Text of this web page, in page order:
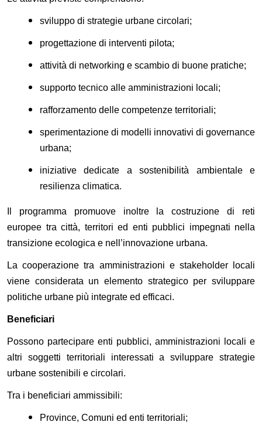
sviluppo di strategie urbane circolari;
progettazione di interventi pilota;
attività di networking e scambio di buone pratiche;
supporto tecnico alle amministrazioni locali;
rafforzamento delle competenze territoriali;
sperimentazione di modelli innovativi di governance
urbana;
iniziative dedicate a sostenibilità ambientale e
resilienza climatica.
Il programma promuove inoltre la costruzione di reti
europee tra città, territori ed enti pubblici impegnati nella
transizione ecologica e nell’innovazione urbana.
La cooperazione tra amministrazioni e stakeholder locali
viene considerata un elemento strategico per sviluppare
politiche urbane più integrate ed efficaci.
Beneficiari
Possono partecipare enti pubblici, amministrazioni locali e
altri soggetti territoriali interessati a sviluppare strategie
urbane sostenibili e circolari.
Tra i beneficiari ammissibili:
Province, Comuni ed enti territoriali;